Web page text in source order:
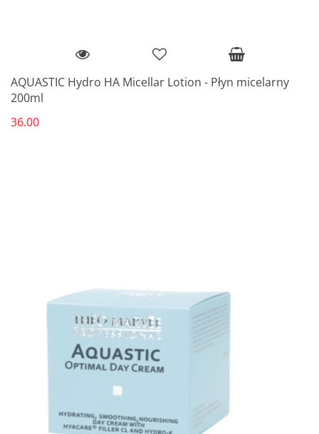
AQUASTIC Hydro HA Micellar Lotion - Płyn micelarny
200ml
36.00